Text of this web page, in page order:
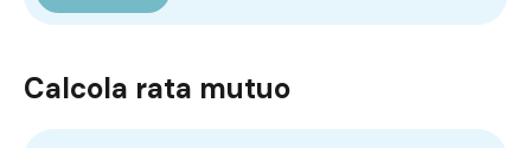
Calcola rata mutuo